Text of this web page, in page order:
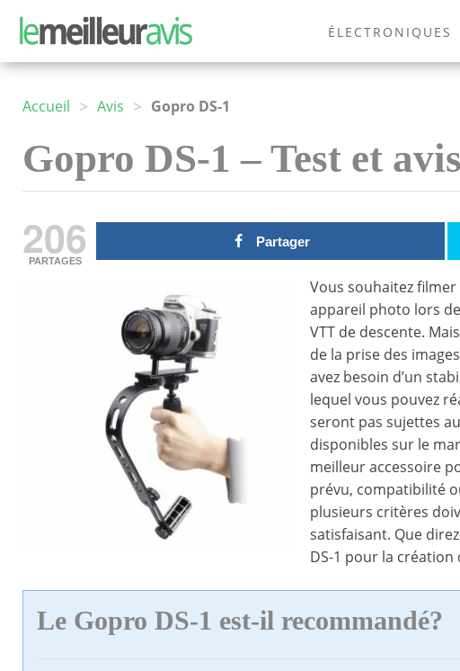
ÉLECTRONIQUES
MODE
Accueil > Avis > Gopro DS-1
Gopro DS-1 – Test et avis
206
PARTAGES
Partager
Vous souhaitez
appareil photo lors
VTT de descente.
de la prise des
avez besoin d’un
lequel vous pouvez
seront pas sujettes
disponibles sur le
meilleur accessoire
prévu, compatibilité
plusieurs critères
satisfaisant. Que
DS-1 pour la création
Le Gopro DS-1 est-il recommandé?